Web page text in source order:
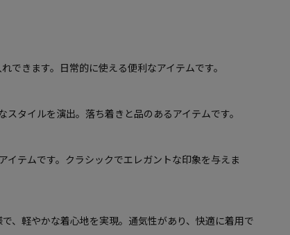
できます。日常的に使える便利なアイテムです。
タイルを演出。落ち着きと品のあるアイテムです。
イテムです。クラシックでエレガントな印象を与えま
、軽やかな着心地を実現。通気性があり、快適に着用で